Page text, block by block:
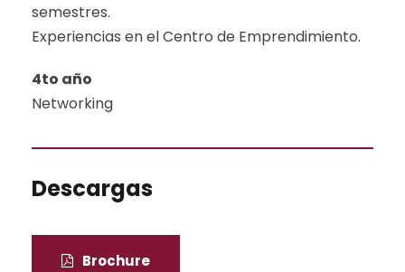
semestres.
Experiencias en el Centro de Emprendimiento.
4to año
Networking
Descargas
Brochure